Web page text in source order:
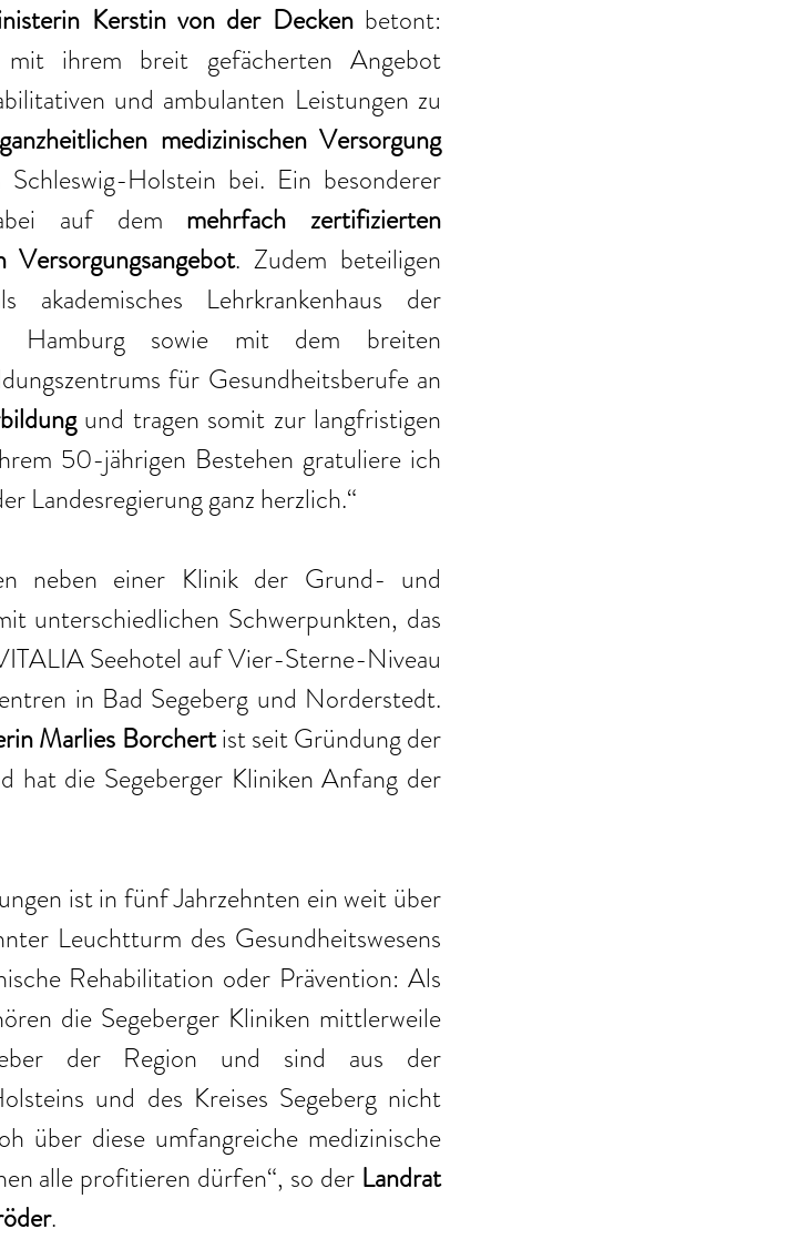
Kerstin von der Decken betont:
ihrem breit gefächerten Angebot
und ambulanten Leistungen zu
medizinischen Versorgung
Holstein bei. Ein besonderer
auf dem mehrfach zertifizierten
Versorgungsangebot. Zudem beteiligen
Lehrkrankenhaus der
Hamburg sowie mit dem breiten
für Gesundheitsberufe an
und tragen somit zur langfristigen
50-jährigen Bestehen gratuliere ich
Landesregierung ganz herzlich.“
neben einer Klinik der Grund- und
unterschiedlichen Schwerpunkten, das
Seehotel auf Vier-Sterne-Niveau
in Bad Segeberg und Norderstedt.
Marlies Borchert ist seit Gründung der
hat die Segeberger Kliniken Anfang der
ist in fünf Jahrzehnten ein weit über
Leuchtturm des Gesundheitswesens
Rehabilitation oder Prävention: Als
die Segeberger Kliniken mittlerweile
der Region und sind aus der
und des Kreises Segeberg nicht
über diese umfangreiche medizinische
alle profitieren dürfen“, so der Landrat
.